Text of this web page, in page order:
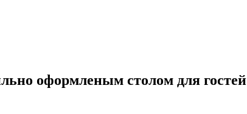
оформленым столом для гостей